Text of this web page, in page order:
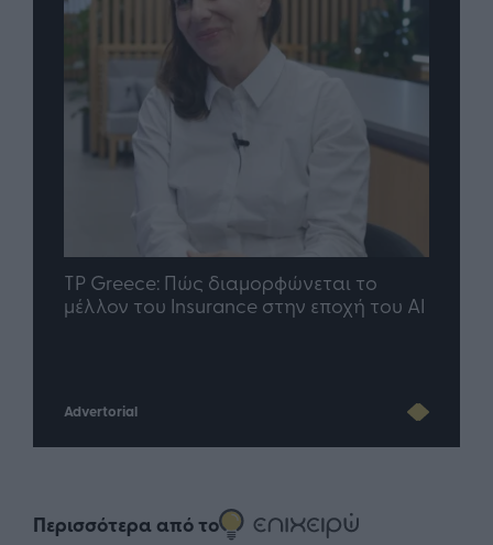
TP Greece: Πώς διαμορφώνεται το
μέλλον του Insurance στην εποχή του AI
Advertorial
Περισσότερα από το